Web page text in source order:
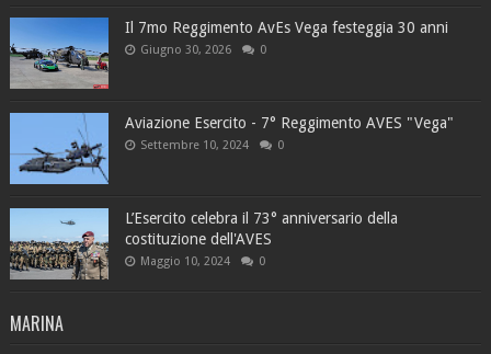
Il 7mo Reggimento AvEs Vega festeggia 30 anni
Giugno 30, 2026 0
Aviazione Esercito - 7° Reggimento AVES "Vega"
Settembre 10, 2024 0
L’Esercito celebra il 73° anniversario della
costituzione dell'AVES
Maggio 10, 2024 0
MARINA